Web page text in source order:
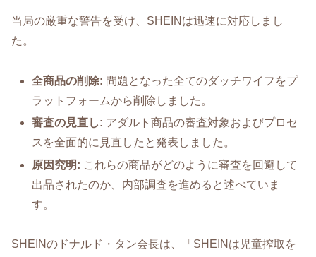
当局の厳重な警告を受け、SHEINは迅速に対応しまし
た。
全商品の削除: 問題となった全てのダッチワイフをプ
ラットフォームから削除しました。
審査の見直し: アダルト商品の審査対象およびプロセ
スを全面的に見直したと発表しました。
原因究明: これらの商品がどのように審査を回避して
出品されたのか、内部調査を進めると述べていま
す。
SHEINのドナルド・タン会長は、「SHEINは児童搾取を